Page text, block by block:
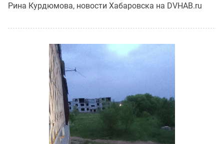
Рина Курдюмова, новости Хабаровска на DVHAB.ru